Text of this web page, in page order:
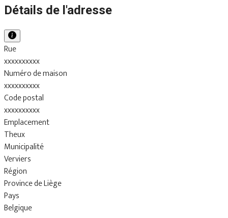
Détails de l'adresse
Rue
xxxxxxxxxx
Numéro de maison
xxxxxxxxxx
Code postal
xxxxxxxxxx
Emplacement
Theux
Municipalité
Verviers
Région
Province de Liège
Pays
Belgique